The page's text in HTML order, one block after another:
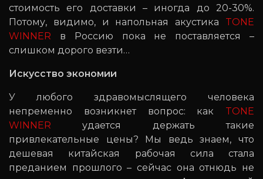
стоимость его доставки – иногда до 20-30%.
Потому, видимо, и напольная акустика TONE
WINNER в Россию пока не поставляется –
слишком дорого везти…
Искусство экономии
У любого здравомыслящего человека
непременно возникнет вопрос: как TONE
WINNER удается держать такие
привлекательные цены? Мы ведь знаем, что
дешевая китайская рабочая сила стала
преданием прошлого – сейчас она отнюдь не